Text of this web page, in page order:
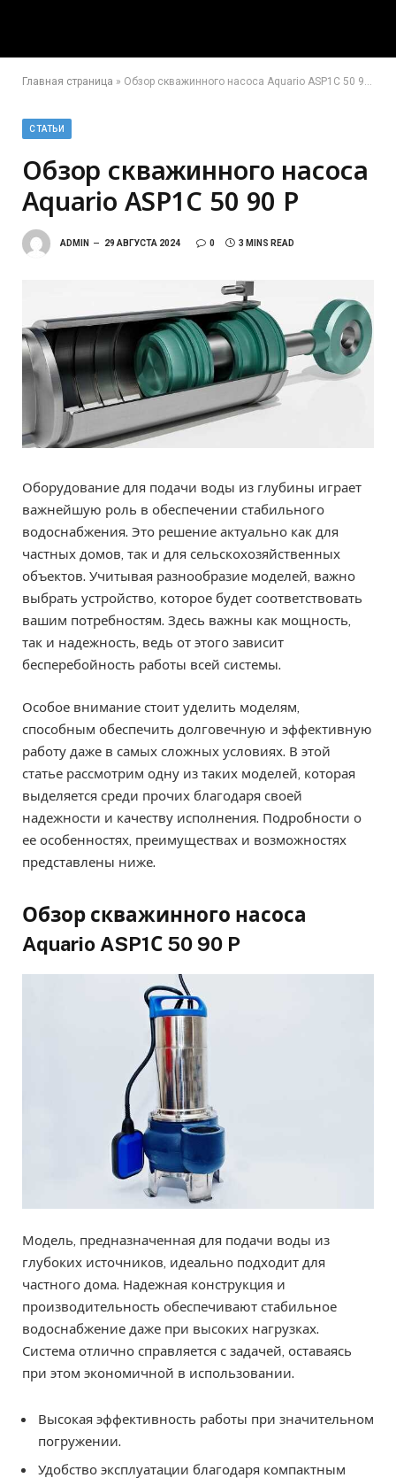
Главная страница » Обзор скважинного насоса Aquario ASP1C 50 90 P
СТАТЬИ
Обзор скважинного насоса
Aquario ASP1C 50 90 P
ADMIN 29 АВГУСТА 2024 0 3 MINS READ
Оборудование для подачи воды из глубины играет
важнейшую роль в обеспечении стабильного
водоснабжения. Это решение актуально как для
частных домов, так и для сельскохозяйственных
объектов. Учитывая разнообразие моделей, важно
выбрать устройство, которое будет соответствовать
вашим потребностям. Здесь важны как мощность,
так и надежность, ведь от этого зависит
бесперебойность работы всей системы.
Особое внимание стоит уделить моделям,
способным обеспечить долговечную и эффективную
работу даже в самых сложных условиях. В этой
статье рассмотрим одну из таких моделей, которая
выделяется среди прочих благодаря своей
надежности и качеству исполнения. Подробности о
ее особенностях, преимуществах и возможностях
представлены ниже.
Обзор скважинного насоса
Aquario ASP1С 50 90 P
Модель, предназначенная для подачи воды из
глубоких источников, идеально подходит для
частного дома. Надежная конструкция и
производительность обеспечивают стабильное
водоснабжение даже при высоких нагрузках.
Система отлично справляется с задачей, оставаясь
при этом экономичной в использовании.
Высокая эффективность работы при значительном
погружении.
Удобство эксплуатации благодаря компактным